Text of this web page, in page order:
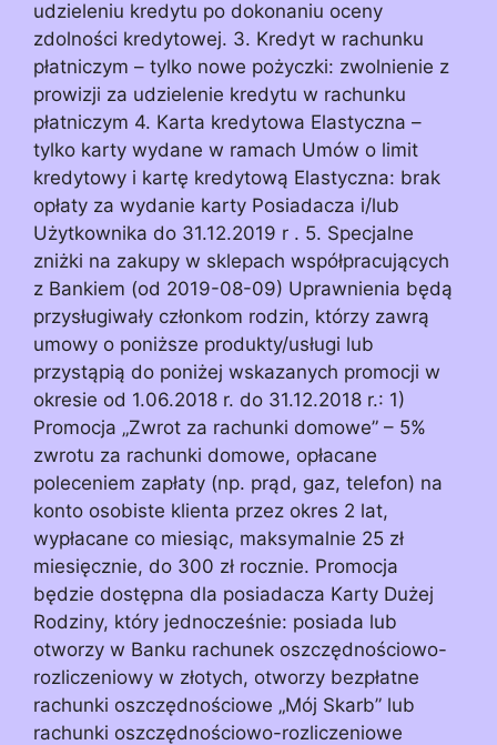
udzieleniu kredytu po dokonaniu oceny
zdolności kredytowej. 3. Kredyt w rachunku
płatniczym – tylko nowe pożyczki: zwolnienie z
prowizji za udzielenie kredytu w rachunku
płatniczym 4. Karta kredytowa Elastyczna –
tylko karty wydane w ramach Umów o limit
kredytowy i kartę kredytową Elastyczna: brak
opłaty za wydanie karty Posiadacza i/lub
Użytkownika do 31.12.2019 r . 5. Specjalne
zniżki na zakupy w sklepach współpracujących
z Bankiem (od 2019-08-09) Uprawnienia będą
przysługiwały członkom rodzin, którzy zawrą
umowy o poniższe produkty/usługi lub
przystąpią do poniżej wskazanych promocji w
okresie od 1.06.2018 r. do 31.12.2018 r.: 1)
Promocja „Zwrot za rachunki domowe” – 5%
zwrotu za rachunki domowe, opłacane
poleceniem zapłaty (np. prąd, gaz, telefon) na
konto osobiste klienta przez okres 2 lat,
wypłacane co miesiąc, maksymalnie 25 zł
miesięcznie, do 300 zł rocznie. Promocja
będzie dostępna dla posiadacza Karty Dużej
Rodziny, który jednocześnie: posiada lub
otworzy w Banku rachunek oszczędnościowo-
rozliczeniowy w złotych, otworzy bezpłatne
rachunki oszczędnościowe „Mój Skarb” lub
rachunki oszczędnościowo-rozliczeniowe